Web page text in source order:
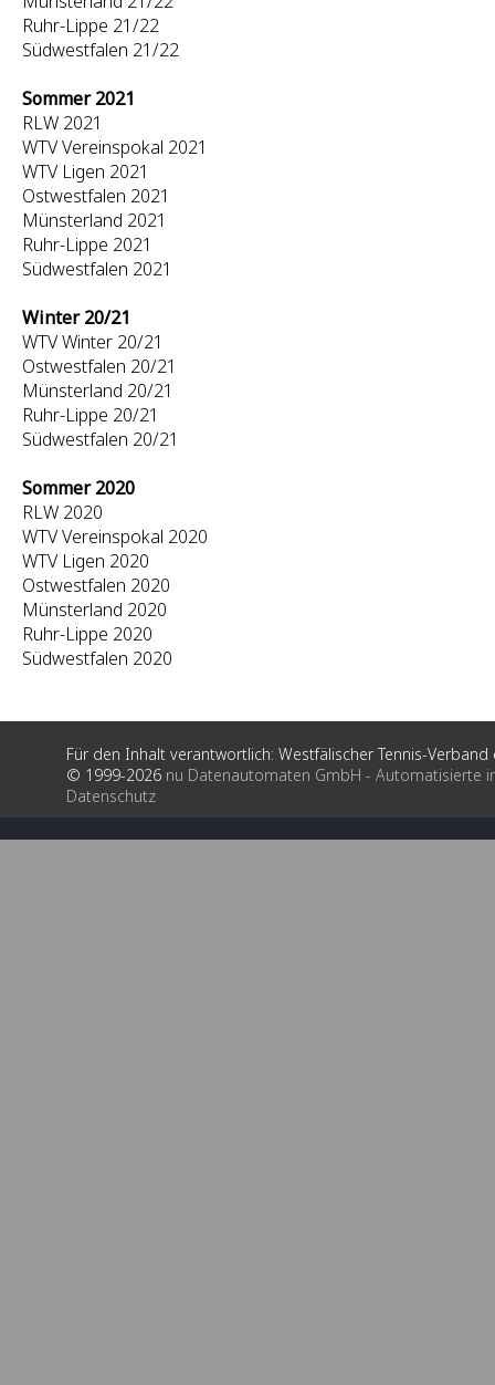
Ruhr-Lippe 21/22
Südwestfalen 21/22
Sommer 2021
RLW 2021
WTV Vereinspokal 2021
WTV Ligen 2021
Ostwestfalen 2021
Münsterland 2021
Ruhr-Lippe 2021
Südwestfalen 2021
Winter 20/21
WTV Winter 20/21
Ostwestfalen 20/21
Münsterland 20/21
Ruhr-Lippe 20/21
Südwestfalen 20/21
Sommer 2020
RLW 2020
WTV Vereinspokal 2020
WTV Ligen 2020
Ostwestfalen 2020
Münsterland 2020
Ruhr-Lippe 2020
Südwestfalen 2020
Für den Inhalt verantwortlich: Westfälischer Tennis-Verband
© 1999-2026 nu Datenautomaten GmbH - Automatisierte
Datenschutz